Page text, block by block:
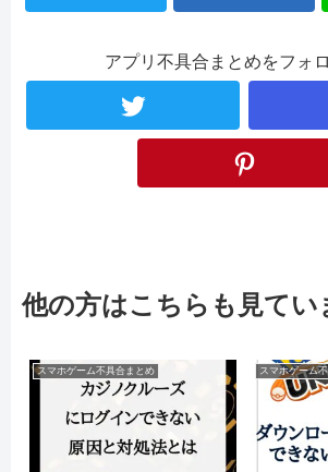
アプリ不具合まとめをフォ
他の方はこちらも見てい
スマホゲーム不具合まとめ スマホゲーム